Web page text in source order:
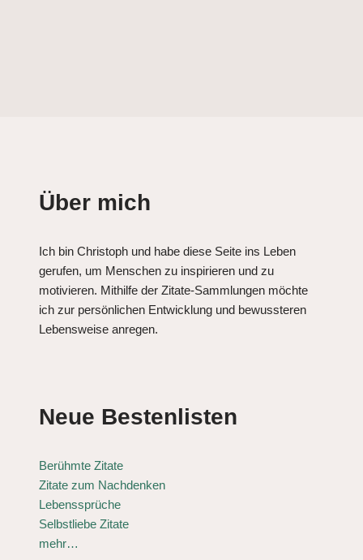
Über mich
Ich bin Christoph und habe diese Seite ins Leben
gerufen, um Menschen zu inspirieren und zu
motivieren. Mithilfe der Zitate-Sammlungen möchte
ich zur persönlichen Entwicklung und bewussteren
Lebensweise anregen.
Neue Bestenlisten
Berühmte Zitate
Zitate zum Nachdenken
Lebenssprüche
Selbstliebe Zitate
mehr…